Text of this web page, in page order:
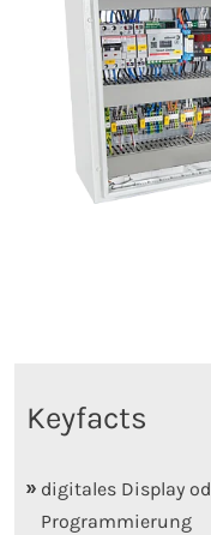
Keyfacts
digitales Display
Programmierung